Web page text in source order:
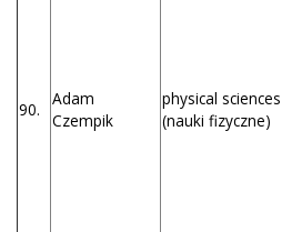
90.
Adam
Czempik
physical sciences
(nauki fizyczne)